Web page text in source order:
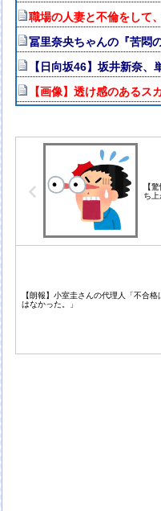
職場の人妻と不倫をして
冨里奈央ちゃんの『苦悶
【日向坂46】坂井新奈
【画像】透け感のある
【
ち
【朗報】小室圭さんの代理人「不合
はなかった。」